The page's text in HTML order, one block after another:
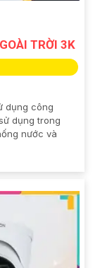
TRỜI 3K
dụng công
dụng trong
nước và